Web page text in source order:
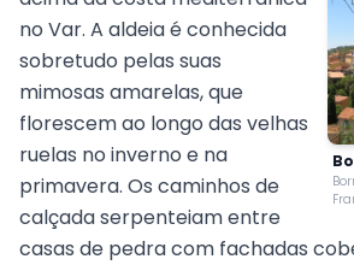
no Var. A aldeia é conhecida
sobretudo pelas suas
mimosas amarelas, que
florescem ao longo das velhas
ruelas no inverno e na
primavera. Os caminhos de
calçada serpenteiam entre
casas de pedra com fachadas